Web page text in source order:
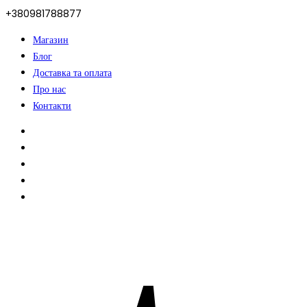
+380981788877
Магазин
Блог
Доставка та оплата
Про нас
Контакти